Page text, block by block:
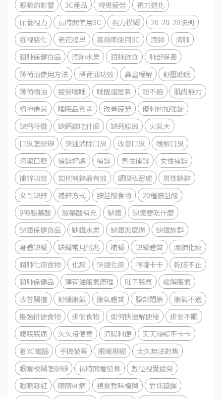
眼睛的影響
3C產品 視覺疲勞
視力退化
保養視力
長時間使用3C 視力模糊
20-20-20法則
近視惡化
老花提早 高頻率使用3C 潤肺
清肺
潤肺保健食品
潤肺水果 潤肺飲食
肺部保養
薄荷油使用方法
薄荷油功效 鼻塞緩解
舒壓助眠
薄荷精油
疲勞嗜睡 睡醒還是累 睡不飽
肌肉無力
精神倦怠
睡眠品質差 改善疲勞
優利他加強錠
缺鈣特徵
缺鈣該吃什麼 缺鈣原因
火氣大
口臭怎麼辦
快速消除口臭 改善口臭
緩解口臭
清潔口腔
補鋅好處 補鋅 男性補鋅
女性補鋅
補鋅功效
如何補鋅最有效 調理私密處
男性缺鋅
女性缺鋅
補鋅方式 胺基酸食物
20種胺基酸
9種胺基酸
胺基酸補充 缺鐵
缺鐵要吃什麼
缺鐵保健食品
缺鐵水果 缺鐵怎麼辦
缺鐵族群
身體缺鐵
缺鐵常見徵兆 補鐵 缺鐵體質
潤肺化痰
潤肺化痰食物
化痰 快速化痰 喉嚨卡卡
乾咳不止
潤肺保健品
薄荷油脹氣原理 肚子脹氣
緩解脹氣
改善腸道
舒緩脹氣 脹氣體質 腹部悶脹
脹氣不適
最強排便食物
排便食物 如何快速解便秘
排便不順
腹脹脹痛
久久沒便意 清腸利便
天天順暢不卡卡
看3C電腦
手機螢幕 眼睛模糊
太久無法對焦
眼睛模糊怎麼辦
長時間看螢幕
數位視覺疲勞
眼睛發紅
睛睛刺痛 視覺暫時模糊
對焦延遲